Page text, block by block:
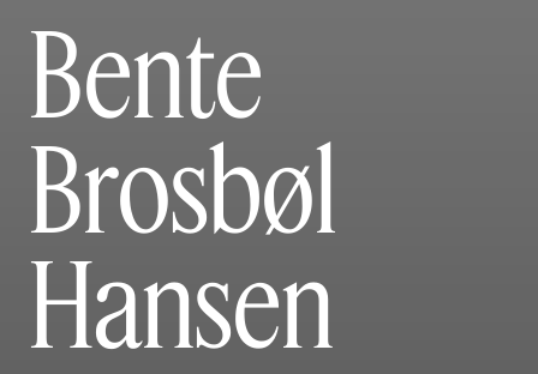
Bente
Brosbøl
Hansen